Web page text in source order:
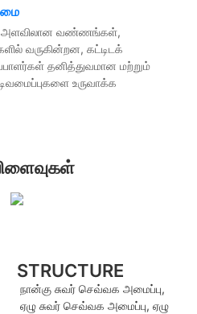
அளவிலான வண்ணங்கள்,
வருகின்றன, கட்டிடக்
தனித்துவமான மற்றும்
உருவாக்க
STRUCTURE
நான்கு சுவர் செவ்வக அமைப்பு,
ஏழு சுவர் செவ்வக அமைப்பு, ஏழு